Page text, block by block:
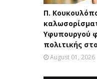
Π.
Υφυπουργού
πολιτικής
August 01, 2026